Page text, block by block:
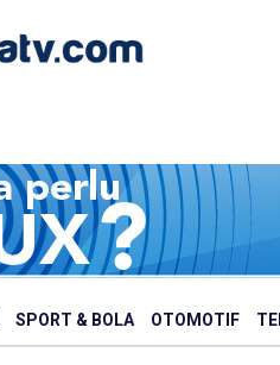
SPORT & BOLA OTOMOTIF